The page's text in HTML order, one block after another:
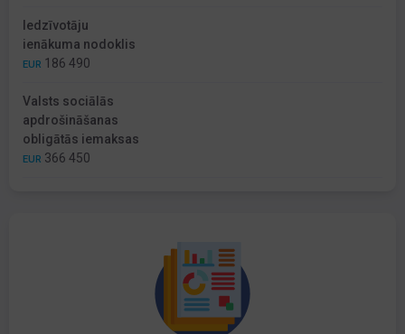
Iedzīvotāju
ienākuma nodoklis
EUR 186 490
Valsts sociālās
apdrošināšanas
obligātās iemaksas
EUR 366 450